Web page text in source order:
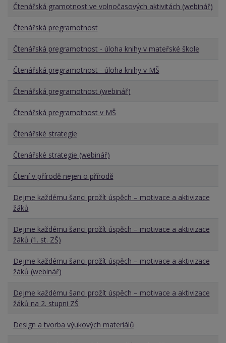
Čtenářská gramotnost ve volnočasových aktivitách (webinář)
Čtenářská pregramotnost
Čtenářská pregramotnost - úloha knihy v mateřské škole
Čtenářská pregramotnost - úloha knihy v MŠ
Čtenářská pregramotnost (webinář)
Čtenářská pregramotnost v MŠ
Čtenářské strategie
Čtenářské strategie (webinář)
Čtení v přírodě nejen o přírodě
Dejme každému šanci prožít úspěch – motivace a aktivizace
žáků
Dejme každému šanci prožít úspěch – motivace a aktivizace
žáků (1. st. ZŠ)
Dejme každému šanci prožít úspěch – motivace a aktivizace
žáků (webinář)
Dejme každému šanci prožít úspěch – motivace a aktivizace
žáků na 2. stupni ZŠ
Design a tvorba výukových materiálů